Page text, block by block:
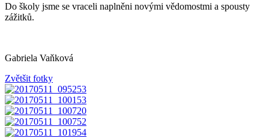
Do školy jsme se vraceli naplněni novými vědomostmi a spousty
zážitků.
Gabriela Vaňková
Zvětšit fotky